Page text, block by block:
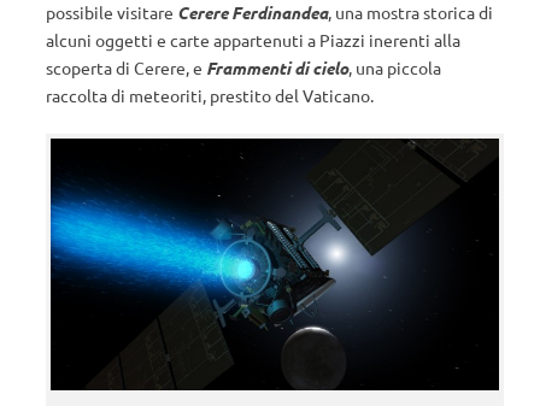
possibile visitare Cerere Ferdinandea, una mostra storica di
alcuni oggetti e carte appartenuti a Piazzi inerenti alla
scoperta di Cerere, e Frammenti di cielo, una piccola
raccolta di meteoriti, prestito del Vaticano.